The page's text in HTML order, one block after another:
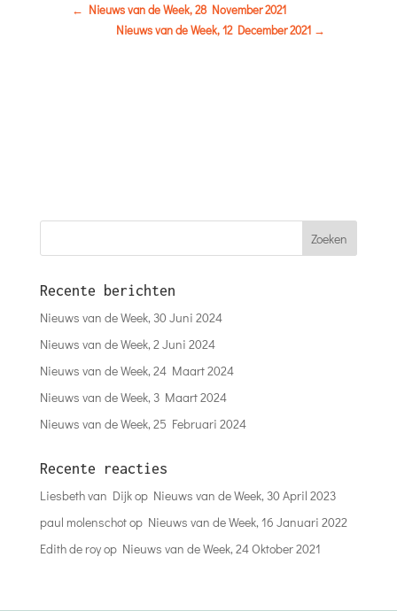
← Nieuws van de Week, 28 November 2021
Nieuws van de Week, 12 December 2021 →
Recente berichten
Nieuws van de Week, 30 Juni 2024
Nieuws van de Week, 2 Juni 2024
Nieuws van de Week, 24 Maart 2024
Nieuws van de Week, 3 Maart 2024
Nieuws van de Week, 25 Februari 2024
Recente reacties
Liesbeth van Dijkop Nieuws van de Week, 30 April 2023
paul molenschotop Nieuws van de Week, 16 Januari 2022
Edith de royop Nieuws van de Week, 24 Oktober 2021